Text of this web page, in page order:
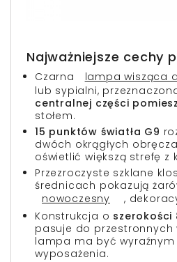
Najważniejsze cechy
Czarna lampa wisząca
lub sypialni,
centralnej części
stołem.
15 punktów światła G9
dwóch okrągłych
oświetlić większą strefę z
Przezroczyste szklane
średnicach pokazują
nowoczesny
,
Konstrukcja o szerokości
pasuje do przestronnych
lampa ma być
wyposażenia.